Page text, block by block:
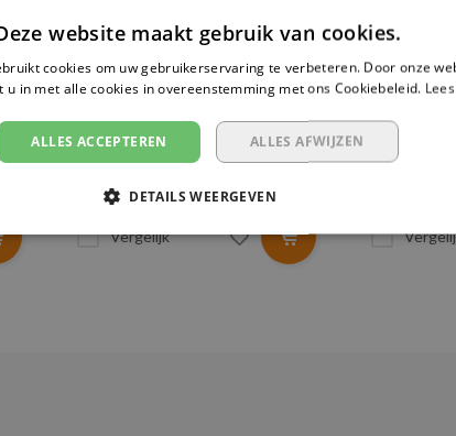
METER - 13 MM - 13.400
Breeksterkte: 26.800 kg
Sjorcapaciteit: 13.400 kg
Lengte: 2 meter
Vergelijk
METER -
website maakt gebruik van cookies.
cookies om uw gebruikerservaring te verbeteren. Door onze
u in met alle cookies in overeenstemming met ons Cookiebeleid.
ALLES ACCEPTEREN ALLES AFWIJZEN
DETAILS WEERGEVEN